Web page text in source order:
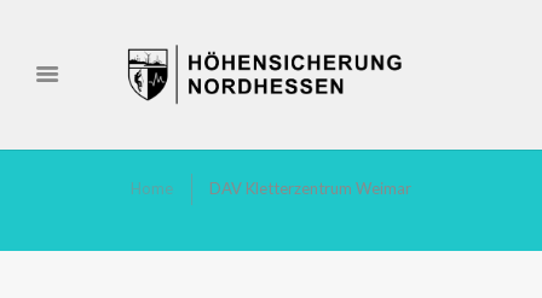
Home DAV Kletterzentrum Weimar